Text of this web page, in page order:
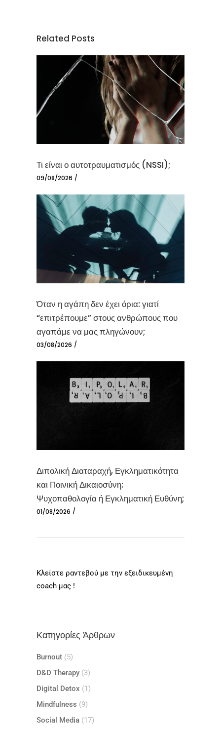
Related Posts
Τι είναι ο αυτοτραυματισμός (NSSI);
09/08/2026
Όταν η αγάπη δεν έχει όρια: γιατί
“επιτρέπουμε” στους ανθρώπους που
αγαπάμε να μας πληγώνουν;
03/08/2026
Διπολική Διαταραχή, Εγκληματικότητα
και Ποινική Δικαιοσύνη:
Ψυχοπαθολογία ή Εγκληματική Ευθύνη;
01/08/2026
Κλείστε ραντεβού με την εξειδικευμένη
coach μας !
Κατηγορίες Άρθρων
Burnout (5)
D&D Therapy (3)
Digital Detox (1)
Mindfulness (9)
Social Media (17)